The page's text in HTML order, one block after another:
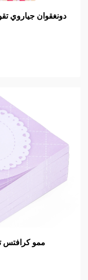
دونغقوان جياروي
ممو كرافتس